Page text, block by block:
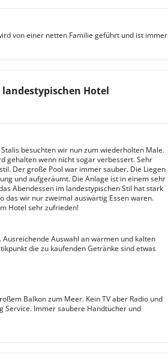
von einer netten Familie geführt und ist immer
Hotel
besuchten wir nun zum wiederholten Male.
gehalten wenn nicht sogar verbessert. Sehr
Der große Pool war immer sauber. Die Liegen
und aufgeräumt. Die Anlage ist in einem sehr
Abendessen im landestypischen Stil hat stark
das wir nur zweimal auswärtig Essen waren.
Hotel sehr zufrieden!
Ausreichende Auswahl an warmen und kalten
die zu kaufenden Getränke sind etwas
Balkon zum Meer. Kein TV aber Radio und
Service. Immer saubere Handtücher und